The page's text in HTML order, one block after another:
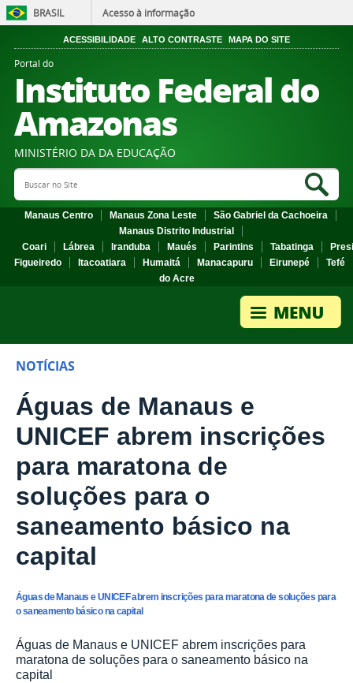
BRASIL Acesso à informação
ACESSIBILIDADE ALTO CONTRASTE MAPA DO SITE
Portal do
Instituto Federal do
Amazonas
MINISTÉRIO DA DA EDUCAÇÃO
Search Site
Manaus Centro Manaus Zona Leste
São Gabriel da Cachoeira
Manaus Distrito Industrial
Coari
Lábrea Iranduba Maués Parintins Tabatinga
Figueiredo
Itacoatiara Humaitá Manacapuru Eirunepé
Tefé
do Acre
NOTÍCIAS
Águas de Manaus e
UNICEF abrem inscrições
para maratona de
soluções para o
saneamento básico na
capital
Águas de Manaus e UNICEF abrem inscrições para maratona de soluções para
o saneamento básico na capital
Águas de Manaus e UNICEF abrem inscrições para
maratona de soluções para o saneamento básico na
capital